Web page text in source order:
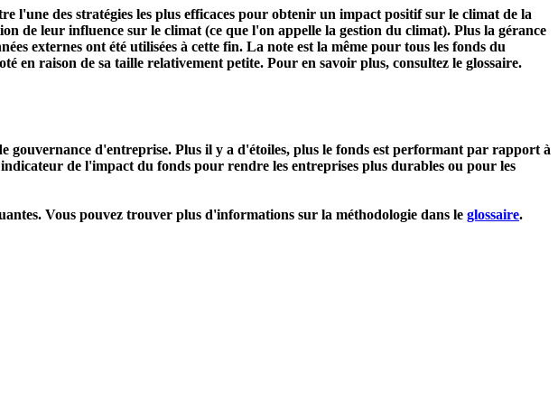
l'une des stratégies les plus efficaces pour obtenir un impact positif sur le climat de la
de leur influence sur le climat (ce que l'on appelle la gestion du climat). Plus la gérance
externes ont été utilisées à cette fin. La note est la même pour tous les fonds du
en raison de sa taille relativement petite. Pour en savoir plus, consultez le glossaire.
d'entreprise. Plus il y a d'étoiles, plus le fonds est performant par rapport à
de l'impact du fonds pour rendre les entreprises plus durables ou pour les
Vous pouvez trouver plus d'informations sur la méthodologie dans le glossaire.